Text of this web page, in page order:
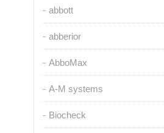
abbott
abberior
AbboMax
A-M systems
Biocheck